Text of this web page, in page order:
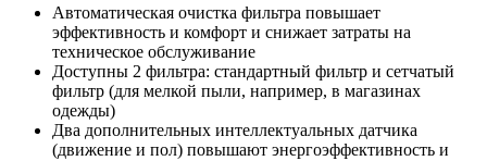
Автоматическая очистка фильтра повышает
эффективность и комфорт и снижает затраты на
техническое обслуживание
Доступны 2 фильтра: стандартный фильтр и сетчатый
фильтр (для мелкой пыли, например, в магазинах
одежды)
Два дополнительных интеллектуальных датчика
(движение и пол) повышают энергоэффективность и